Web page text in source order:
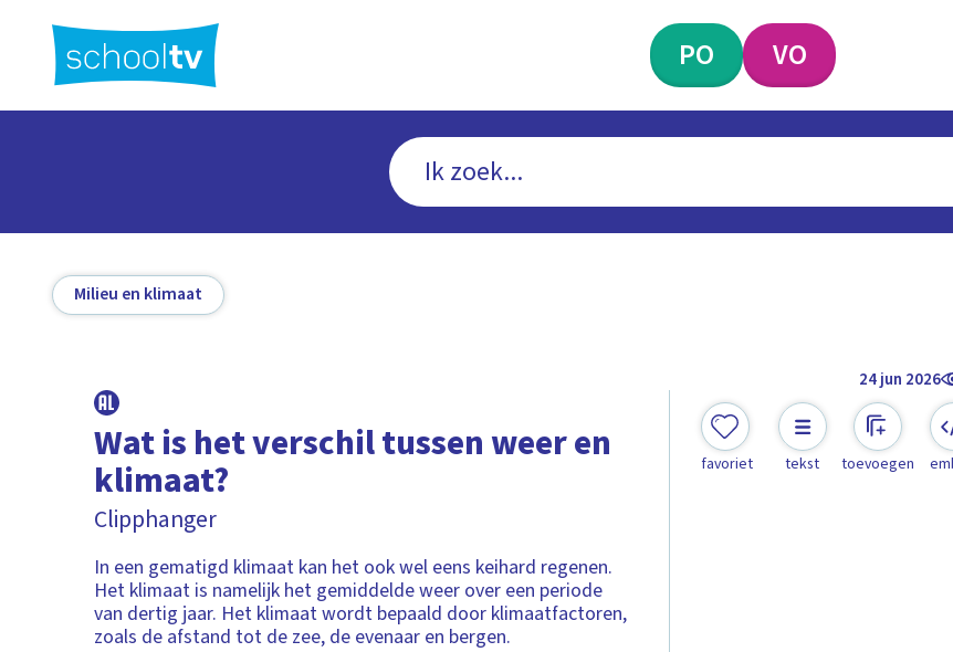
hoofdinhoud
PO VO
Milieu en klimaat
24 jun 2026
Wat is het verschil tussen weer en
klimaat?
Clipphanger
In een gematigd klimaat kan het ook wel eens keihard regenen.
Het klimaat is namelijk het gemiddelde weer over een periode
van dertig jaar. Het klimaat wordt bepaald door klimaatfactoren,
zoals de afstand tot de zee, de evenaar en bergen.
favoriet tekst toevoegen